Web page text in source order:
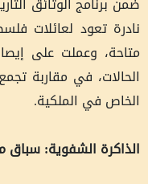
نادرة تعود لعائلات
متاحة، وعملت على
الحالات، في مقاربة
الخاص في الملكية.
الذاكرة الشفوية: سباق